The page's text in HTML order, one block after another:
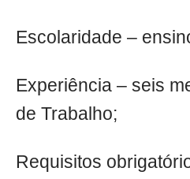
Escolaridade –
Experiência – seis
de Trabalho;
Requisitos